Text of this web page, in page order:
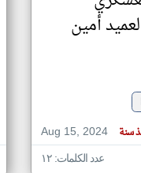
أمين
Aug 15, 2024
سنة
عدد الكلمات: ١٢